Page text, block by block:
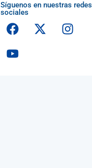
Síguenos en nuestras redes
sociales